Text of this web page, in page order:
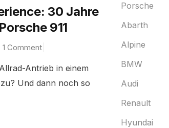
30 Jahre
911
1 Comment
Antrieb in einem
Und dann noch so
Porsche
Abarth
Alpine
BMW
Audi
Renault
Hyundai